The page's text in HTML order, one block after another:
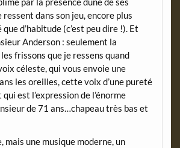
ressent dans son jeu, encore plus
d’habitude (c’est peu dire !). Et
Anderson : seulement la
frissons que je ressens quand
céleste, qui vous envoie une
les oreilles, cette voix d’une pureté
est l’expression de l’énorme
de 71 ans…chapeau très bas et
mais une musique moderne, un